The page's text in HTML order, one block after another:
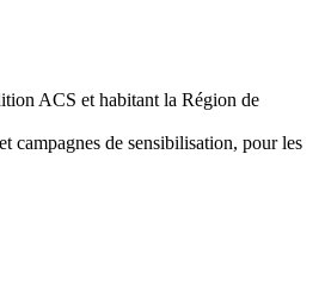
ACS et habitant la Région de
campagnes de sensibilisation, pour les